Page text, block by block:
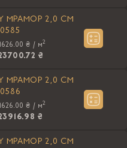
МРАМОР 2,0 CM
₴ / м2
₴
МРАМОР 2,0 CM
₴ / м2
₴
МРАМОР 2,0 CM